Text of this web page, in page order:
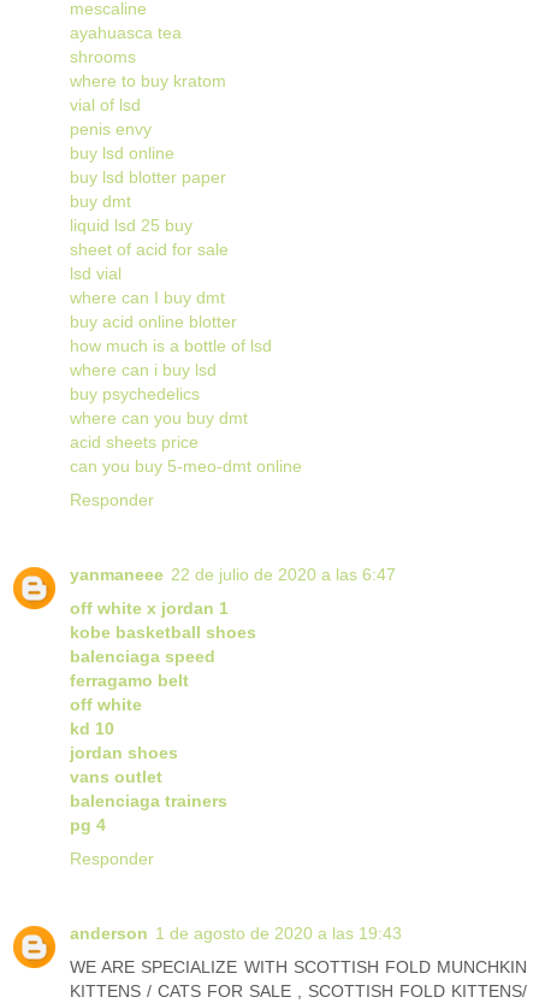
mescaline
ayahuasca tea
shrooms
where to buy kratom
vial of lsd
penis envy
buy lsd online
buy lsd blotter paper
buy dmt
liquid lsd 25 buy
sheet of acid for sale
lsd vial
where can I buy dmt
buy acid online blotter
how much is a bottle of lsd
where can i buy lsd
buy psychedelics
where can you buy dmt
acid sheets price
can you buy 5-meo-dmt online
Responder
yanmaneee 22 de julio de 2020 a las 6:47
off white x jordan 1
kobe basketball shoes
balenciaga speed
ferragamo belt
off white
kd 10
jordan shoes
vans outlet
balenciaga trainers
pg 4
Responder
anderson 1 de agosto de 2020 a las 19:43
WE ARE SPECIALIZE WITH SCOTTISH FOLD MUNCHKIN
KITTENS / CATS FOR SALE , SCOTTISH FOLD KITTENS/